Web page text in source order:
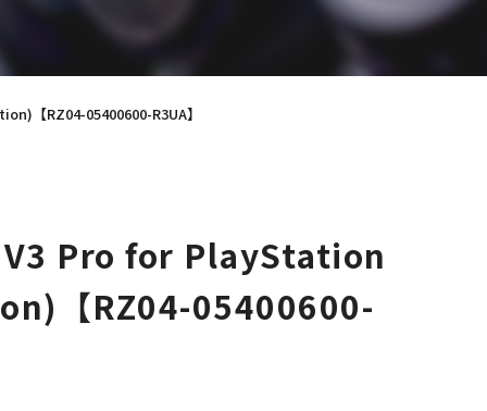
【RZ04-05400600-R3UA】
Pro for PlayStation
【RZ04-05400600-